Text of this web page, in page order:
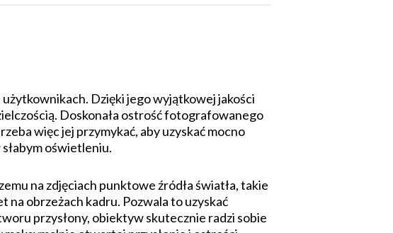
Dzięki jego wyjątkowej jakości
Doskonała ostrość fotografowanego
więc jej przymykać, aby uzyskać mocno
oświetleniu.
na zdjęciach punktowe źródła światła, takie
na obrzeżach kadru. Pozwala to uzyskać
przysłony, obiektyw skutecznie radzi sobie